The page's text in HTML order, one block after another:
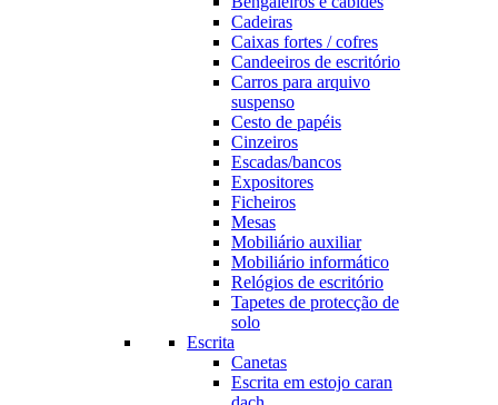
Cadeiras
Caixas fortes / cofres
Candeeiros de escritório
Carros para arquivo
suspenso
Cesto de papéis
Cinzeiros
Escadas/bancos
Expositores
Ficheiros
Mesas
Mobiliário auxiliar
Mobiliário informático
Relógios de escritório
Tapetes de protecção de
solo
Escrita
Canetas
Escrita em estojo caran